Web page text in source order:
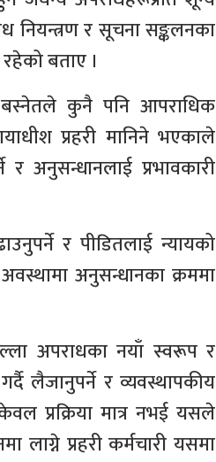
र सूचना सङ्कलनका
बताए ।
कुनै पनि आपराधिक
प्रहरी मानिने भएकाले
अनुसन्धानलाई प्रभावकारी
र पीडितलाई न्यायको
अनुसन्धानका क्रममा
अपराधका नयाँ स्वरूप र
लैजानुपर्ने र व्यवस्थापकीय
प्रक्रिया मात्र नभई यसले
लाग्ने प्रहरी कर्मचारी यसमा